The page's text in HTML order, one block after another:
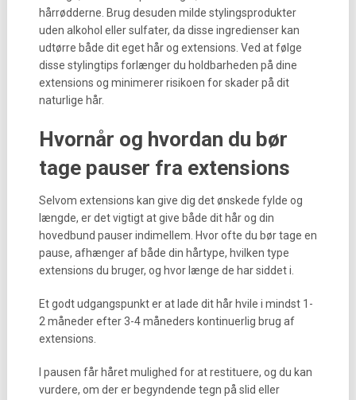
hårrødderne. Brug desuden milde stylingsprodukter
uden alkohol eller sulfater, da disse ingredienser kan
udtørre både dit eget hår og extensions. Ved at følge
disse stylingtips forlænger du holdbarheden på dine
extensions og minimerer risikoen for skader på dit
naturlige hår.
Hvornår og hvordan du bør
tage pauser fra extensions
Selvom extensions kan give dig det ønskede fylde og
længde, er det vigtigt at give både dit hår og din
hovedbund pauser indimellem. Hvor ofte du bør tage en
pause, afhænger af både din hårtype, hvilken type
extensions du bruger, og hvor længe de har siddet i.
Et godt udgangspunkt er at lade dit hår hvile i mindst 1-
2 måneder efter 3-4 måneders kontinuerlig brug af
extensions.
I pausen får håret mulighed for at restituere, og du kan
vurdere, om der er begyndende tegn på slid eller